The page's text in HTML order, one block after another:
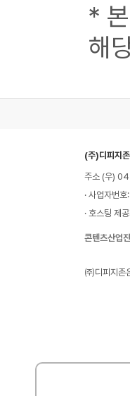
*
해
(주)디피지존
주소 (우)
· 사업자번
· 호스팅 제
콘텐츠산업
㈜디피지존